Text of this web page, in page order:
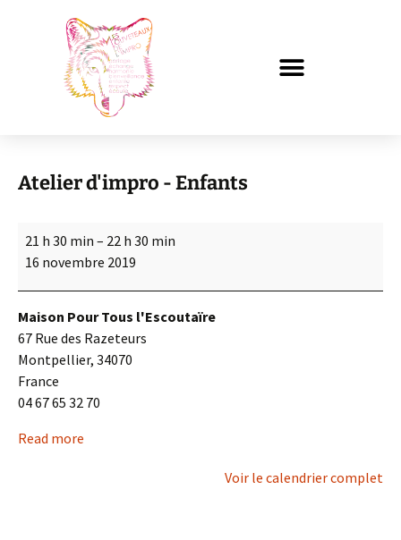
Atelier d'impro - Enfants
21 h 30 min – 22 h 30 min
16 novembre 2019
Maison Pour Tous l'Escoutaïre
67 Rue des Razeteurs
Montpellier, 34070
France
04 67 65 32 70
Read more
Voir le calendrier complet